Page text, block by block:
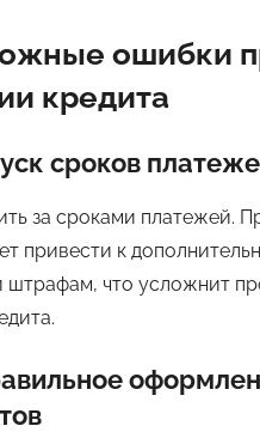
ошибки
кредита
сроков
за сроками платежей.
привести к
штрафам, что усложнит